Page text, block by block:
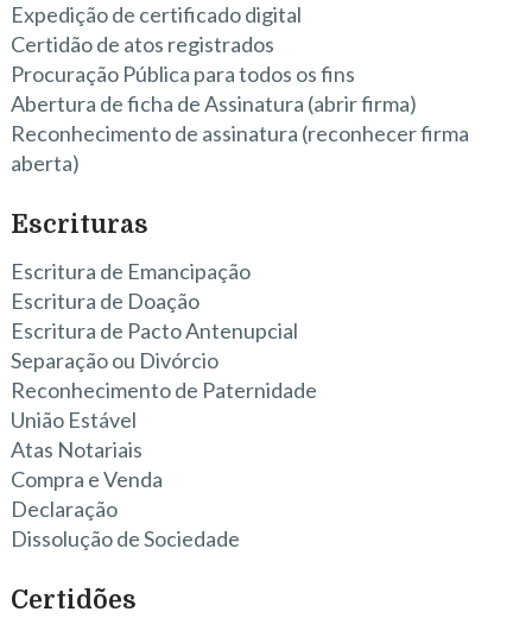
Expedição de certificado digital
Certidão de atos registrados
Procuração Pública para todos os fins
Abertura de ficha de Assinatura (abrir firma)
Reconhecimento de assinatura (reconhecer firma
aberta)
Escrituras
Escritura de Emancipação
Escritura de Doação
Escritura de Pacto Antenupcial
Separação ou Divórcio
Reconhecimento de Paternidade
União Estável
Atas Notariais
Compra e Venda
Declaração
Dissolução de Sociedade
Certidões